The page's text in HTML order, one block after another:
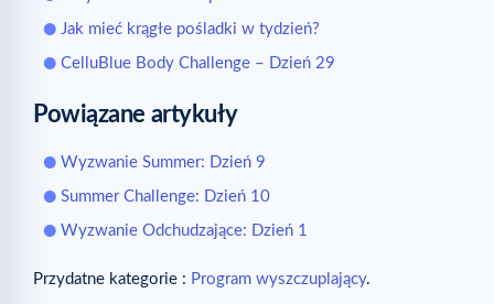
Jak mieć krągłe pośladki w tydzień?
CelluBlue Body Challenge – Dzień 29
Powiązane artykuły
Wyzwanie Summer: Dzień 9
Summer Challenge: Dzień 10
Wyzwanie Odchudzające: Dzień 1
Przydatne kategorie : Program wyszczuplający.